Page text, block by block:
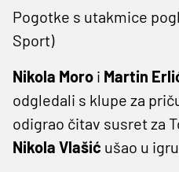
Pogotke s utakmice
Sport)
Nikola Moro i Martin
odgledali s klupe za
odigrao čitav susret za
Nikola Vlašić ušao u